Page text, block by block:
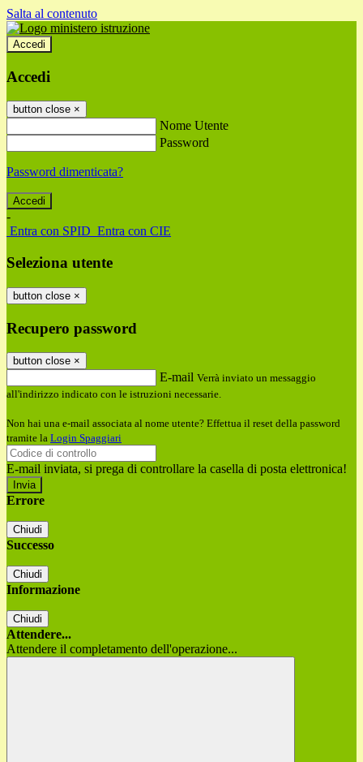
Salta al contenuto
Accedi
Accedi
button close ×
Nome Utente
Password
Password dimenticata?
-
Entra con SPID Entra con CIE
Seleziona utente
button close ×
Recupero password
button close ×
E-mail Verrà inviato un messaggio
all'indirizzo indicato con le istruzioni necessarie.
Non hai una e-mail associata al nome utente? Effettua il reset della password
tramite la Login Spaggiari
E-mail inviata, si prega di controllare la casella di posta elettronica!
Errore
Chiudi
Successo
Chiudi
Informazione
Chiudi
Attendere...
Attendere il completamento dell'operazione...